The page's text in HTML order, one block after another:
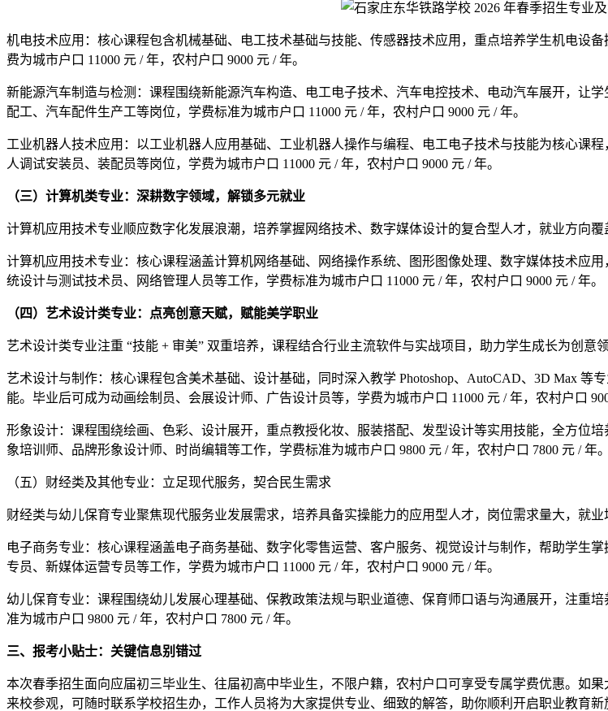
机电技术应用：核心课程包含机械基础、电工技术基础与技能、传感器技术应用，重点培养学生机电设
费为城市户口 11000 元 / 年，农村户口 9000 元 / 年。
新能源汽车制造与检测：课程围绕新能源汽车构造、电工电子技术、汽车电控技术、电动汽车展开，让
配工、汽车配件生产工等岗位，学费标准为城市户口 11000 元 / 年，农村户口 9000 元 / 年。
工业机器人技术应用：以工业机器人应用基础、工业机器人操作与编程、电工电子技术与技能为核心课
人调试安装员、装配员等岗位，学费为城市户口 11000 元 / 年，农村户口 9000 元 / 年。
（三）计算机类专业：深耕数字领域，解锁多元就业
计算机应用技术专业顺应数字化发展浪潮，培养掌握网络技术、数字媒体设计的复合型人才，就业方向覆
计算机应用技术专业：核心课程涵盖计算机网络基础、网络操作系统、图形图像处理、数字媒体技术应
统设计与测试技术员、网络管理人员等工作，学费标准为城市户口 11000 元 / 年，农村户口 9000 元 / 年。
（四）艺术设计类专业：点亮创意天赋，赋能美学职业
艺术设计类专业注重 “技能 + 审美” 双重培养，课程结合行业主流软件与实战项目，助力学生成长为创意
艺术设计与制作：核心课程包含美术基础、设计基础，同时深入教学 Photoshop、AutoCAD、3D Max
能。毕业后可成为动画绘制员、会展设计师、广告设计员等，学费为城市户口 11000 元 / 年，农村户口
形象设计：课程围绕绘画、色彩、设计展开，重点教授化妆、服装搭配、发型设计等实用技能，全方位
象培训师、品牌形象设计师、时尚编辑等工作，学费标准为城市户口 9800 元 / 年，农村户口 7800 元 / 年。
（五）财经类及其他专业：立足现代服务，契合民生需求
财经类与幼儿保育专业聚焦现代服务业发展需求，培养具备实操能力的应用型人才，岗位需求量大，就业
电子商务专业：核心课程涵盖电子商务基础、数字化零售运营、客户服务、视觉设计与制作，帮助学生
专员、新媒体运营专员等工作，学费为城市户口 11000 元 / 年，农村户口 9000 元 / 年。
幼儿保育专业：课程围绕幼儿发展心理基础、保教政策法规与职业道德、保育师口语与沟通展开，注重
准为城市户口 9800 元 / 年，农村户口 7800 元 / 年。
三、报考小贴士：关键信息别错过
本次春季招生面向应届初三毕业生、往届初高中毕业生，不限户籍，农村户口可享受专属学费优惠。如
来校参观，可随时联系学校招生办，工作人员将为大家提供专业、细致的解答，助你顺利开启职业教育新